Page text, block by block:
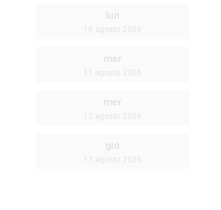
lun
10 agosto 2026
mar
11 agosto 2026
mer
12 agosto 2026
gio
13 agosto 2026